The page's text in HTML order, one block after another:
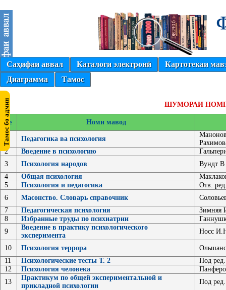
Саҳифаи аввал Каталоги электронӣ
Картотекаи
Диаграмма
Тамос
ШУМОРАИ
№ Номи мавод
1 Педагогика ва психология
2
Введение в психологию
3
Психология народов
Вундт В
4
Общая психология
5
Психология и педагогика
Отв.
6
Масонство. Словарь справочник
7
Педагогическая психология
Зимняя
8
Избранные труды по психиатрии
9
Введение в практику психологического
эксперимента
Носс
10 Психология террора
11
Психологические тесты Т. 2
Под
12
Психология человека
13
Практикум по общей экспериментальной и
прикладной психологии
Под